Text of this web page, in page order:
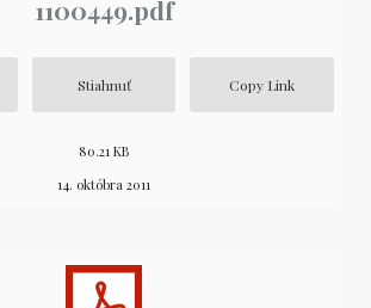
1100449.pdf
Stiahnuť Copy Link
80.21 KB
14. októbra 2011